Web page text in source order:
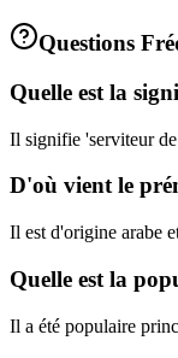
Questions
Quelle est la
Il signifie 'serviteur
D'où vient le
Il est d'origine arabe
Quelle est la
Il a été populaire